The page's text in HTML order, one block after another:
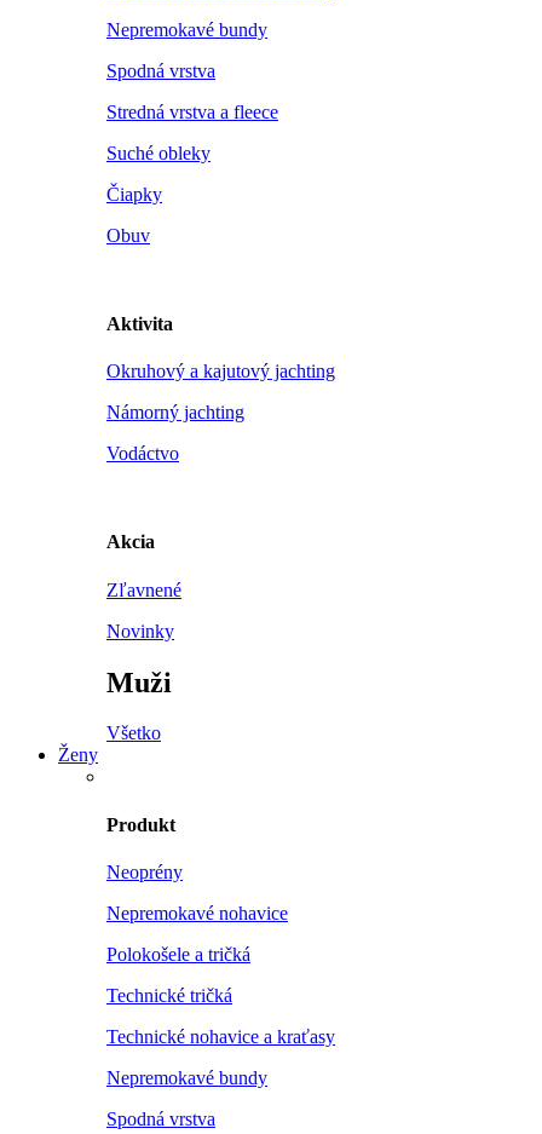
Nepremokavé bundy
Spodná vrstva
Stredná vrstva a fleece
Suché obleky
Čiapky
Obuv
Aktivita
Okruhový a kajutový jachting
Námorný jachting
Vodáctvo
Akcia
Zľavnené
Novinky
Muži
Všetko
Ženy
Produkt
Neoprény
Nepremokavé nohavice
Polokošele a tričká
Technické tričká
Technické nohavice a kraťasy
Nepremokavé bundy
Spodná vrstva